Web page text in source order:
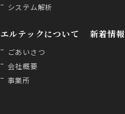
システム解析
エルテックについて
ごあいさつ
会社概要
事業所
新着情報